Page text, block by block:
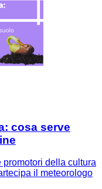
cosa serve
della cultura
il meteorologo